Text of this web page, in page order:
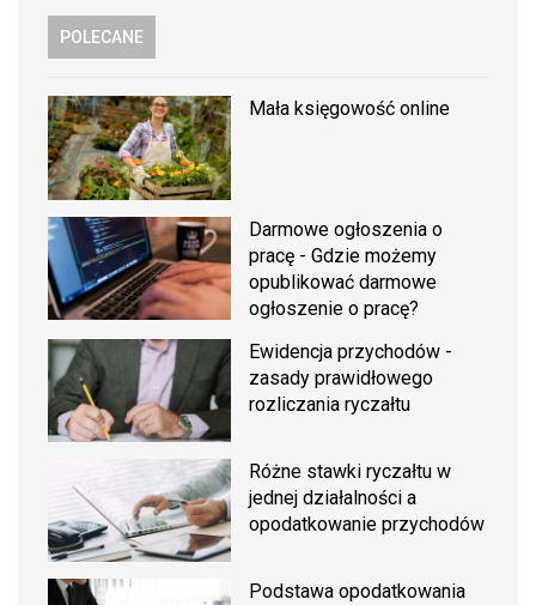
POLECANE
Mała księgowość online
Darmowe ogłoszenia o
pracę - Gdzie możemy
opublikować darmowe
ogłoszenie o pracę?
Ewidencja przychodów -
zasady prawidłowego
rozliczania ryczałtu
Różne stawki ryczałtu w
jednej działalności a
opodatkowanie przychodów
Podstawa opodatkowania